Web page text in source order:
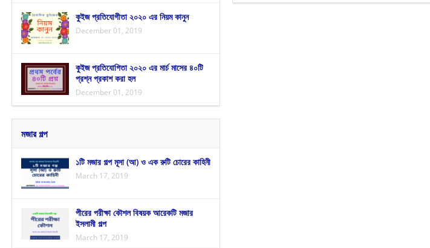
কুইজ প্রতিযোগীতা ২০২০ এর নিয়ম কানুন
December 01, 2019
কুইজ প্রতিযোগিতা ২০২০ এর মার্চ মাসের ৪০টি
প্রশ্ন প্রকাশ করা হল
December 01, 2019
মজার গল্প
১টি মজার গল্প মূসা (আ) ও এক রুটি চোরের কাহিনী
March 17, 2019
পীরের পরীক্ষা কৌশল বিষয়ক আরেকটি মজার
ইসলামী গল্প
March 17, 2019